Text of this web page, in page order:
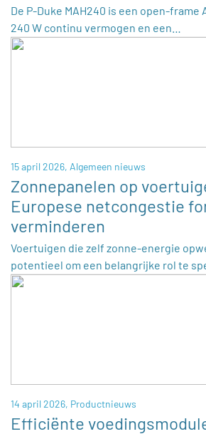
De P-Duke MAH240 is een open-frame
240 W continu vermogen en een…
15 april 2026, Algemeen nieuws
Zonnepanelen op
Europese netcongestie
verminderen
Voertuigen die zelf zonne-energie
potentieel om een belangrijke rol te
14 april 2026, Productnieuws
Efficiënte